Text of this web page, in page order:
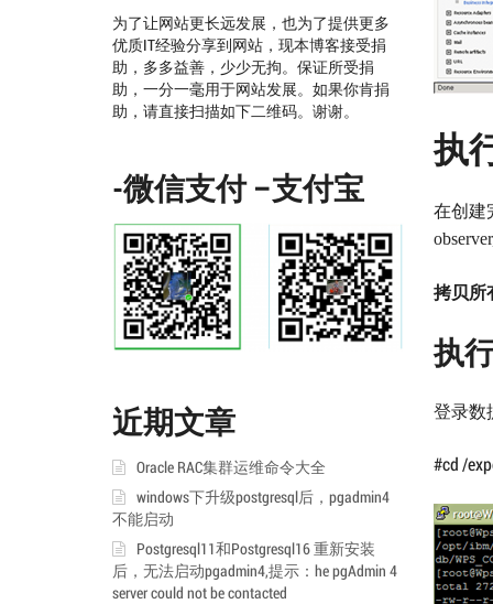
执
在创建
拷贝所
执
登录数
#cd /
为了让网站更长远发展，也为了提供更多
优质IT经验分享到网站，现本博客接受捐
助，多多益善，少少无拘。保证所受捐
助，一分一毫用于网站发展。如果你肯捐
助，请直接扫描如下二维码。谢谢。
-微信支付 –支付宝
近期文章
Oracle RAC集群运维命令大全
windows下升级postgresql后，pgadmin4
不能启动
Postgresql11和Postgresql16 重新安装
后，无法启动pgadmin4,提示：he pgAdmin 4
server could not be contacted